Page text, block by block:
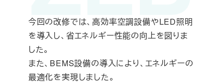
今回の改修では、高効率空調設備やLED照明
を導入し、省エネルギー性能の向上を図りま
した。
また、BEMS設備の導入により、エネルギーの
最適化を実現しました。